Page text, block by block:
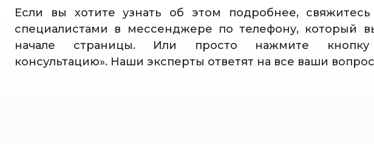
Если вы хотите узнать об этом подробнее,
специалистами в мессенджере по телефону, который
начале страницы. Или просто нажмите кнопку
консультацию». Наши эксперты ответят на все ваши